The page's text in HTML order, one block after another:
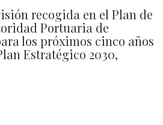
recogida en el Plan de
Portuaria de
los próximos cinco años
Estratégico 2030,